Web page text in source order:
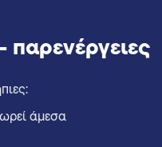
παρενέργειες
άμεσα